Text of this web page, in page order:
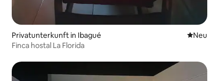
Privatunterkunft in Ibagué Neue
Neu
Finca hostal La Florida